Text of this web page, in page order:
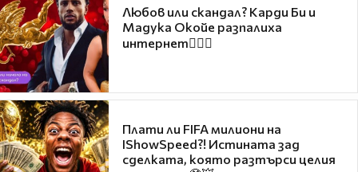
Любов или скандал? Карди Би и
Мадука Окойе разпалиха
интернет❤️‍🔥🔥
Плати ли FIFA милиони на
IShowSpeed?! Истината зад
сделката, която разтърси целия